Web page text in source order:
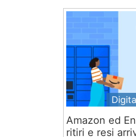
Amazon ed
ritiri e resi